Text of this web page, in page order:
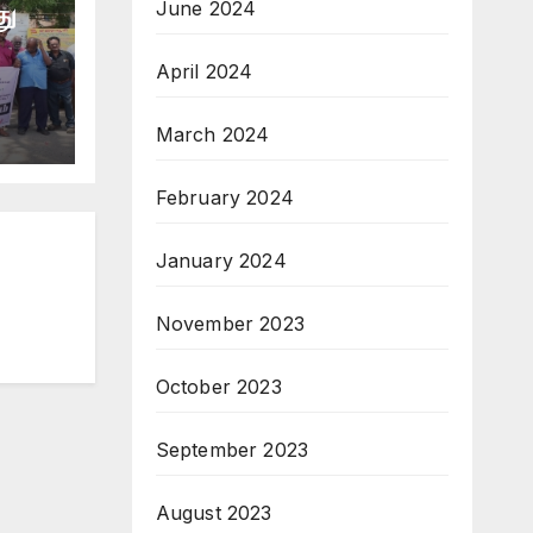
June 2024
April 2024
March 2024
February 2024
January 2024
November 2023
October 2023
September 2023
August 2023